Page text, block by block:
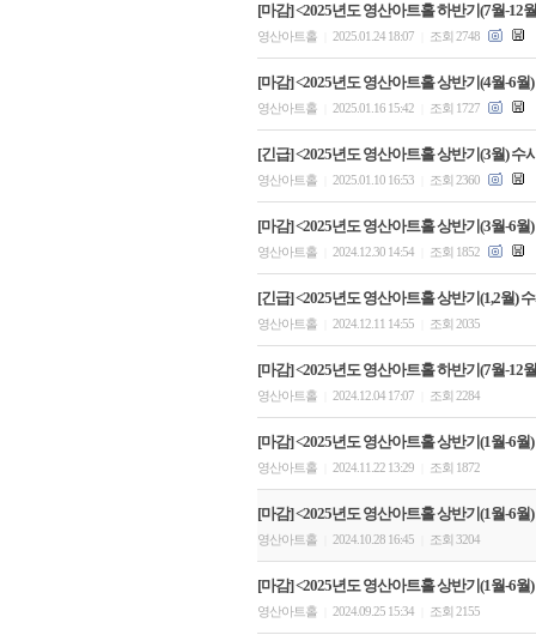
[마감] <2025년도 영산아트홀 하반기(7월-12
영산아트홀 2025.01.24 18:07 조회 2748
[마감] <2025년도 영산아트홀 상반기(4월-6월
영산아트홀 2025.01.16 15:42 조회 1727
[긴급] <2025년도 영산아트홀 상반기(3월) 수
영산아트홀 2025.01.10 16:53 조회 2360
[마감] <2025년도 영산아트홀 상반기(3월-6월
영산아트홀 2024.12.30 14:54 조회 1852
[긴급] <2025년도 영산아트홀 상반기(1,2월)
영산아트홀 2024.12.11 14:55 조회 2035
[마감] <2025년도 영산아트홀 하반기(7월-12
영산아트홀 2024.12.04 17:07 조회 2284
[마감] <2025년도 영산아트홀 상반기(1월-6월
영산아트홀 2024.11.22 13:29 조회 1872
[마감] <2025년도 영산아트홀 상반기(1월-6월
영산아트홀 2024.10.28 16:45 조회 3204
[마감] <2025년도 영산아트홀 상반기(1월-6월
영산아트홀 2024.09.25 15:34 조회 2155